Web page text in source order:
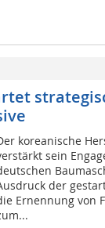
koreanische
sein
der
Ernennung von